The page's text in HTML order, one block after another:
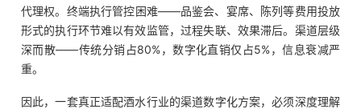
代理权。终端执行管控困难——品鉴会、宴席、陈列等费用投放
形式的执行环节难以有效监管，过程失联、效果滞后。渠道层级
深而散——传统分销占80%，数字化直销仅占5%，信息衰减严
重。
因此，一套真正适配酒水行业的渠道数字化方案，必须深度理解